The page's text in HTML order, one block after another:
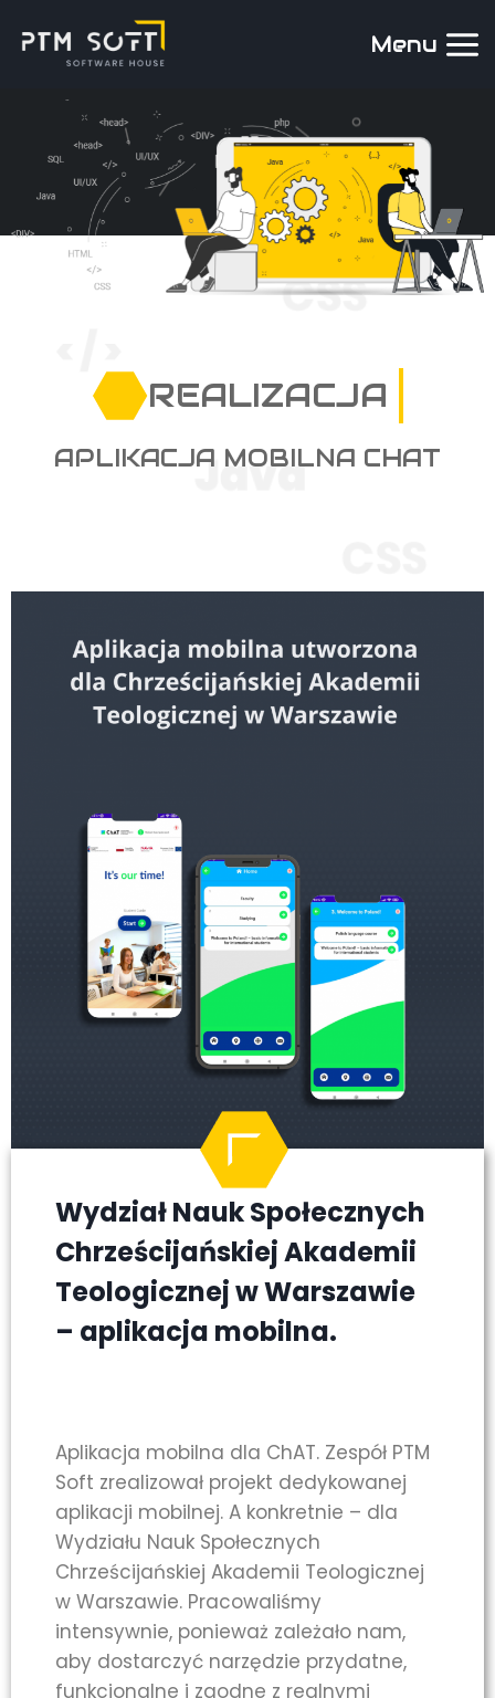
Menu
REALIZACJA
APLIKACJA MOBILNA CHAT
Wydział Nauk Społecznych
Chrześcijańskiej Akademii
Teologicznej w Warszawie
– aplikacja mobilna.
Aplikacja mobilna dla ChAT. Zespół PTM
Soft zrealizował projekt dedykowanej
aplikacji mobilnej. A konkretnie – dla
Wydziału Nauk Społecznych
Chrześcijańskiej Akademii Teologicznej
w Warszawie. Pracowaliśmy
intensywnie, ponieważ zależało nam,
aby dostarczyć narzędzie przydatne,
funkcjonalne i zgodne z realnymi